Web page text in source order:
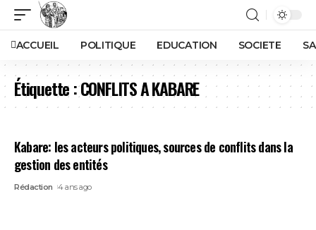
ACCUEIL POLITIQUE EDUCATION SOCIETE
Étiquette :CONFLITS A KABARE
Kabare: les acteurs politiques, sources de conflits dans la
gestion des entités
Rédaction 4 ans ago